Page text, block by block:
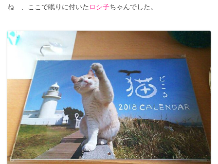
ね…、ここで眠りに付いた ロシ子ちゃんでした。